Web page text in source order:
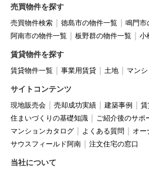
売買物件を探す
売買物件検索 徳島市の物件一覧
鳴門市
阿南市の物件一覧
板野群の物件一覧 小
賃貸物件を探す
賃貸物件一覧 事業用賃貸 土地 マン
サイトコンテンツ
現地販売会 売却成功実績 建築事例
住まいづくりの基礎知識
ご紹介後のサポ
マンションカタログ
よくある質問 オー
サウスフィールド阿南
注文住宅の窓口
当社について